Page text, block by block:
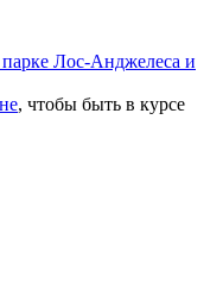
парке Лос-Анджелеса и
, чтобы быть в курсе